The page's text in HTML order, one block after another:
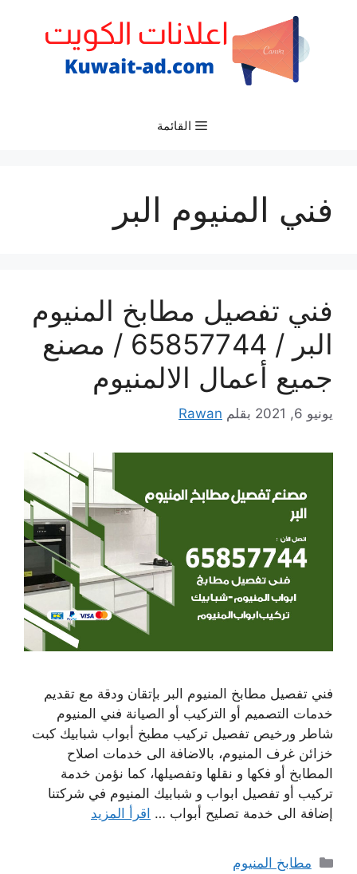
القائمة
فني المنيوم البر
فني تفصيل مطابخ المنيوم
البر / 65857744 / مصنع
جميع أعمال الالمنيوم
يونيو 6, 2021 بقلم Rawan
فني تفصيل مطابخ المنيوم البر بإتقان ودقة مع تقديم
خدمات التصميم أو التركيب أو الصيانة فني المنيوم
شاطر ورخيص تفصيل تركيب مطبخ أبواب شبابيك كبت
خزائن غرف المنيوم، بالاضافة الى خدمات اصلاح
المطابخ أو فكها و نقلها وتفصيلها، كما نؤمن خدمة
تركيب أو تفصيل ابواب و شبابيك المنيوم في شركتنا
إضافة الى خدمة تصليح أبواب … اقرأ المزيد
التصنيفات
مطابخ المنيوم